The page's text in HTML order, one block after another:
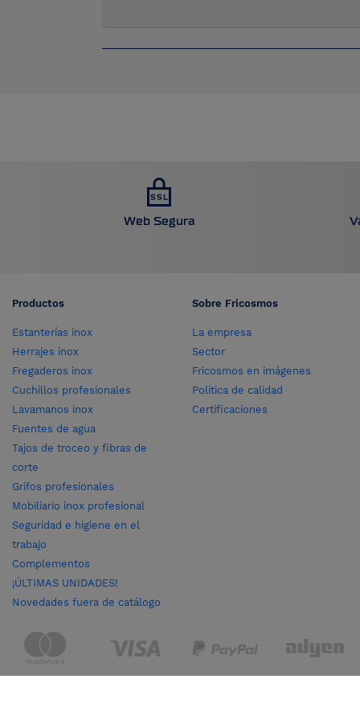
Web Segura
Productos
Estanterías inox
Herrajes inox
Fregaderos inox
Cuchillos profesionales
Lavamanos inox
Fuentes de agua
Tajos de troceo y fibras de
corte
Grifos profesionales
Mobiliario inox profesional
Seguridad e higiene en el
trabajo
Complementos
¡ÚLTIMAS UNIDADES!
Novedades fuera de catálogo
Sobre Fricosmos
La empresa
Sector
Fricosmos en imágenes
Política de calidad
Certificaciones